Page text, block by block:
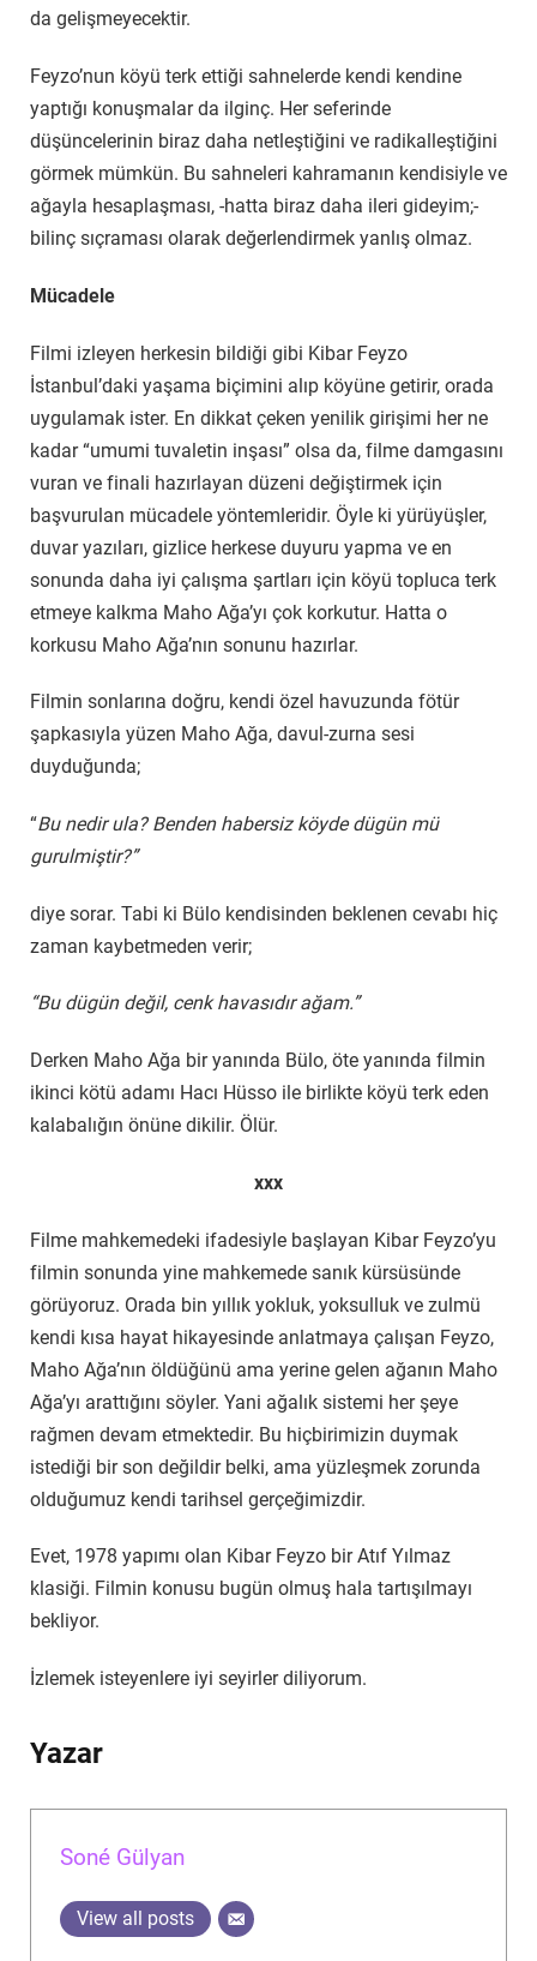
da gelişmeyecektir.
Feyzo’nun köyü terk ettiği sahnelerde kendi kendine
yaptığı konuşmalar da ilginç. Her seferinde
düşüncelerinin biraz daha netleştiğini ve radikalleştiğini
görmek mümkün. Bu sahneleri kahramanın kendisiyle ve
ağayla hesaplaşması, -hatta biraz daha ileri gideyim;-
bilinç sıçraması olarak değerlendirmek yanlış olmaz.
Mücadele
Filmi izleyen herkesin bildiği gibi Kibar Feyzo
İstanbul’daki yaşama biçimini alıp köyüne getirir, orada
uygulamak ister. En dikkat çeken yenilik girişimi her ne
kadar “umumi tuvaletin inşası” olsa da, filme damgasını
vuran ve finali hazırlayan düzeni değiştirmek için
başvurulan mücadele yöntemleridir. Öyle ki yürüyüşler,
duvar yazıları, gizlice herkese duyuru yapma ve en
sonunda daha iyi çalışma şartları için köyü topluca terk
etmeye kalkma Maho Ağa’yı çok korkutur. Hatta o
korkusu Maho Ağa’nın sonunu hazırlar.
Filmin sonlarına doğru, kendi özel havuzunda fötür
şapkasıyla yüzen Maho Ağa, davul-zurna sesi
duyduğunda;
“Bu nedir ula? Benden habersiz köyde dügün mü
gurulmiştir?”
diye sorar. Tabi ki Bülo kendisinden beklenen cevabı hiç
zaman kaybetmeden verir;
“Bu dügün değil, cenk havasıdır ağam.”
Derken Maho Ağa bir yanında Bülo, öte yanında filmin
ikinci kötü adamı Hacı Hüsso ile birlikte köyü terk eden
kalabalığın önüne dikilir. Ölür.
xxx
Filme mahkemedeki ifadesiyle başlayan Kibar Feyzo’yu
filmin sonunda yine mahkemede sanık kürsüsünde
görüyoruz. Orada bin yıllık yokluk, yoksulluk ve zulmü
kendi kısa hayat hikayesinde anlatmaya çalışan Feyzo,
Maho Ağa’nın öldüğünü ama yerine gelen ağanın Maho
Ağa’yı arattığını söyler. Yani ağalık sistemi her şeye
rağmen devam etmektedir. Bu hiçbirimizin duymak
istediği bir son değildir belki, ama yüzleşmek zorunda
olduğumuz kendi tarihsel gerçeğimizdir.
Evet, 1978 yapımı olan Kibar Feyzo bir Atıf Yılmaz
klasiği. Filmin konusu bugün olmuş hala tartışılmayı
bekliyor.
İzlemek isteyenlere iyi seyirler diliyorum.
Yazar
Soné Gülyan
View all posts